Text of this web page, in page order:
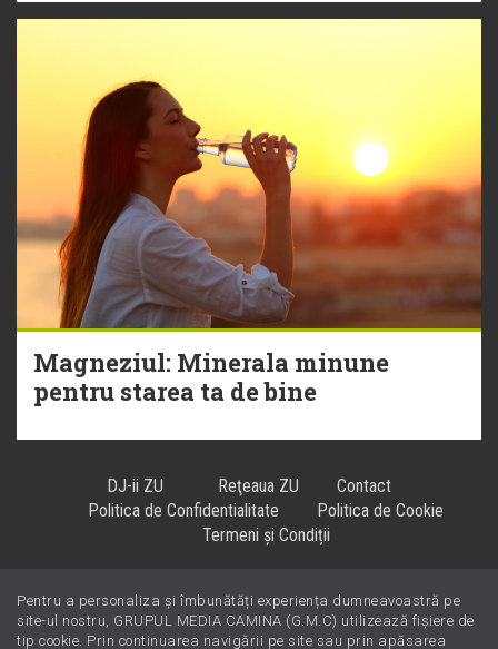
Magneziul: Minerala minune
pentru starea ta de bine
DJ-ii ZU Reţeaua ZU
Contact
Politica de Confidentialitate
Politica de Cookie
Termeni și Condiții
Hiturile se ascultă la !
Pentru a personaliza și îmbunătăți experiența dumneavoastră pe
site-ul nostru, GRUPUL MEDIA CAMINA (G.M.C) utilizează fișiere de
tip cookie. Prin continuarea navigării pe site sau prin apăsarea